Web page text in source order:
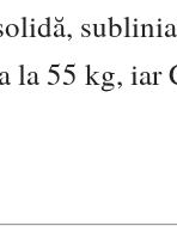
la 55 kg, iar